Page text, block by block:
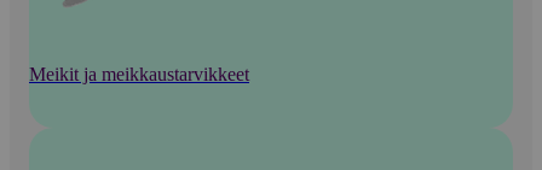
Meikit ja meikkaustarvikkeet